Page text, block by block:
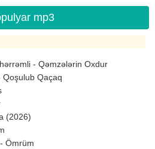
mp3
- Qəmzələrin Oxdur
Qoşulub Qaçaq
(2026)
Ömrüm